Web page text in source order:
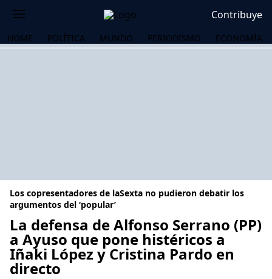
Contribuye
HOME POLÍTICA MUNDO PERIODISMO ECONOMÍA
Los copresentadores de laSexta no pudieron debatir los
argumentos del ‘popular’
La defensa de Alfonso Serrano (PP)
a Ayuso que pone histéricos a
Iñaki López y Cristina Pardo en
directo